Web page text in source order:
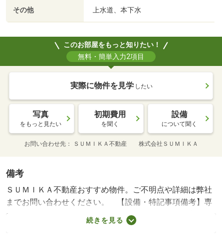
その他 上水道、本下水
このお部屋をもっと知りたい！
無料・簡単入力2項目
実際に物件を見学 したい
写真
をもっと見たい
初期費用
を聞く
設備
について聞く
お問い合わせ先 ＳＵＭＩＫＡ不動産 株式会社ＳＵＭＩＫＡ
備考
ＳＵＭＩＫＡ不動産おすすめ物件。ご不明点や詳細は弊社
までお問い合わせください。 【設備・特記事項備考】専
用バス/24時間管理費 1320円/鍵交換費用:16500円/室内清
続きを見る